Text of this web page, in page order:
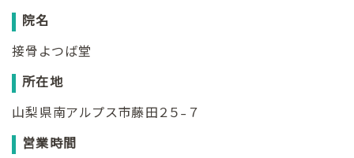
院名
接骨よつば堂
所在地
山梨県南アルプス市藤田２５−７
営業時間